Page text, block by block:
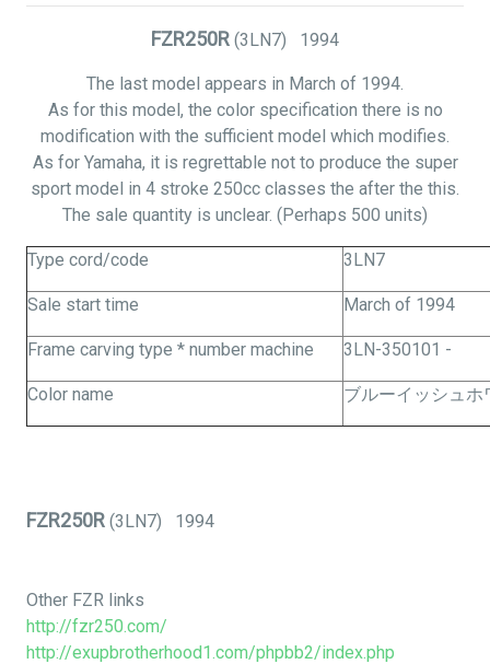
FZR250R (3LN7) 1994
The last model appears in March of 1994.
As for this model, the color specification there is no
modification with the sufficient model which modifies.
As for Yamaha, it is regrettable not to produce the super
sport model in 4 stroke 250cc classes the after the this.
The sale quantity is unclear. (Perhaps 500 units)
Type cord/code 3LN7
Sale start time March of 1994
Frame carving type * number machine 3LN-350101 -
Color name ブルーイッシュ
FZR250R (3LN7) 1994
Other FZR links
http://fzr250.com/
http://exupbrotherhood1.com/phpbb2/index.php